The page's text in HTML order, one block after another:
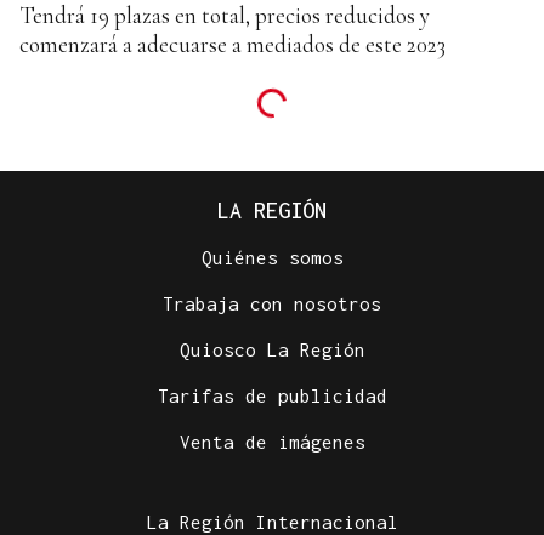
Tendrá 19 plazas en total, precios reducidos y
comenzará a adecuarse a mediados de este 2023
LA REGIÓN
Quiénes somos
Trabaja con nosotros
Quiosco La Región
Tarifas de publicidad
Venta de imágenes
La Región Internacional